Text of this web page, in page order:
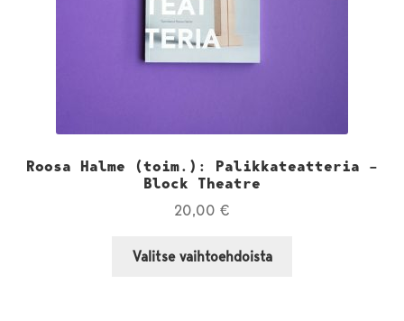
Roosa Halme (toim.): Palikkateatteria –
Block Theatre
20,00 €
Valitse vaihtoehdoista